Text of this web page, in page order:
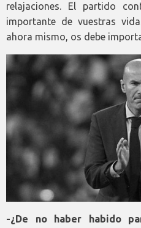
relajaciones. El partido
importante de vuestras
ahora mismo, os debe
-¿De no haber habido